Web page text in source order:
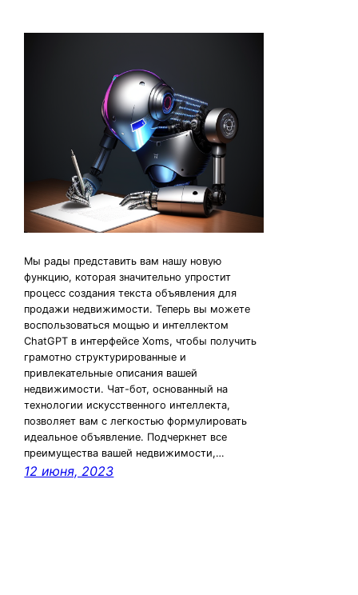
Мы рады представить вам нашу новую
функцию, которая значительно упростит
процесс создания текста объявления для
продажи недвижимости. Теперь вы можете
воспользоваться мощью и интеллектом
ChatGPT в интерфейсе Xoms, чтобы получить
грамотно структурированные и
привлекательные описания вашей
недвижимости. Чат-бот, основанный на
технологии искусственного интеллекта,
позволяет вам с легкостью формулировать
идеальное объявление. Подчеркнет все
преимущества вашей недвижимости,…
12 июня, 2023